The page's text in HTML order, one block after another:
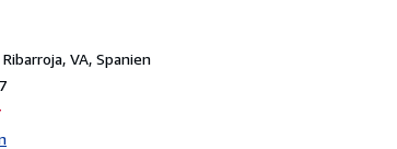
Ribarroja, VA, Spanien